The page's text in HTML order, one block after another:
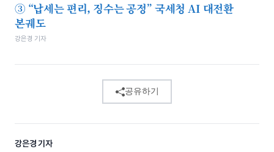
③ “납세는 편리, 징수는 공정” 국세청 AI 대전환
본궤도
강은경 기자
공유하기
강은경 기자